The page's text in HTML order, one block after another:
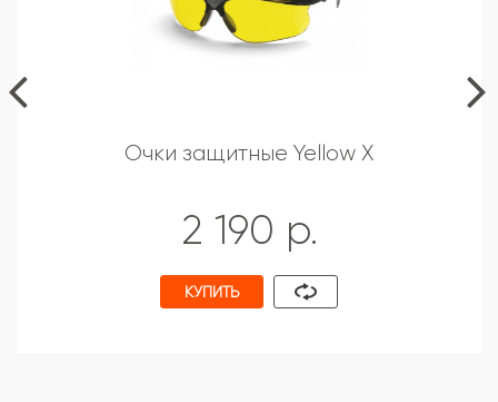
Очки защитные Yellow X
2 190 р.
КУПИТЬ